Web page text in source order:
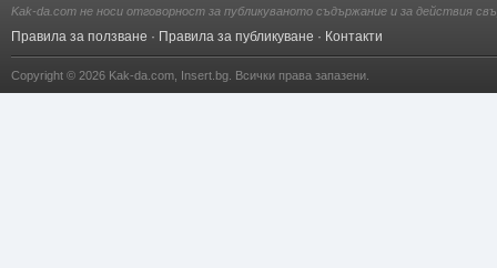
Kak-da.com не носи отговорност за публикуваното съдържание и за действия
Правила за ползване · Правила за публикуване · Контакти
Copyright © 2026 Kak-da.com Insert.bg . Всички права запазени.